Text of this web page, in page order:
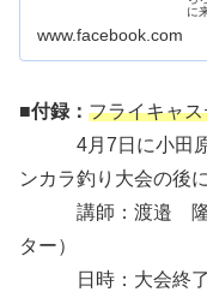
に
www.facebook.com
■付録： フライキャ
4月7日に小田原
ンカラ釣り大会の後
講師：渡邉 隆（
ター）
日時：大会終了